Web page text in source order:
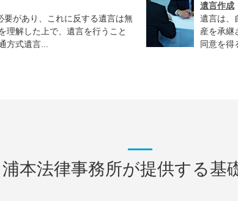
があり、これに反する遺言は無
理解した上で、遺言を行うこと
方式遺言...
遺言作成
遺言は、
産を承継
同意を得
浦本法律事務所が提供する基